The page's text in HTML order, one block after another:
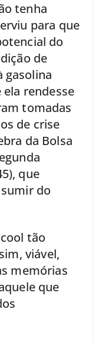
tenha
para que
do
de
gasolina
rendesse
tomadas
de crise
da Bolsa
que
do
tão
viável,
memórias
que